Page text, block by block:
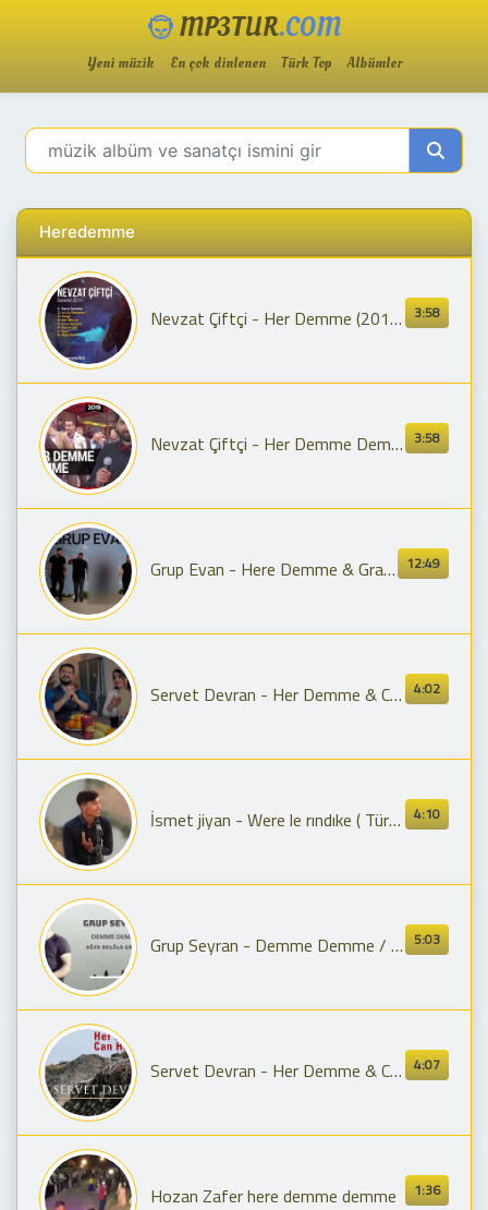
MP3TUR.COM
Yeni müzik En çok dinlenen Türk Top Albümler
Heredemme
3:58
Nevzat Çiftçi - Her Demme (2019 Albümü - Stranen Nu)
3:58
Nevzat Çiftçi - Her Demme Demme - 2019 Düğünleri
12:49
Grup Evan - Here Demme & Grani Ağır Delilo Halay / Yeni 2025 !!
4:02
Servet Devran - Her Demme & Can Hey Can - 2019 KLİP
4:10
İsmet jiyan - Were le rındıke ( Türkçe alt yazılı )
5:03
Grup Seyran - Demme Demme / Ağır Delilo Grani / Yeni 2024 !!
4:07
Servet Devran - Her Demme & Can Hey Can [ Dilêmin © 2019 Z Müzik ]
1:36
Hozan Zafer here demme demme